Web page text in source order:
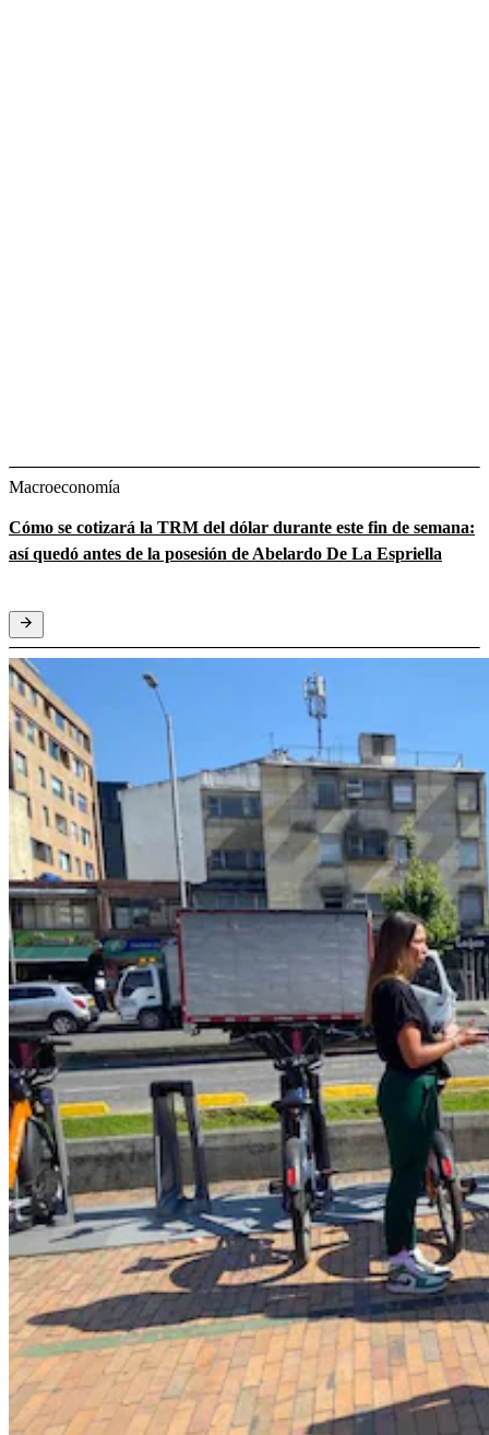
Macroeconomía
Cómo se cotizará la TRM del dólar durante este fin de semana:
así quedó antes de la posesión de Abelardo De La Espriella